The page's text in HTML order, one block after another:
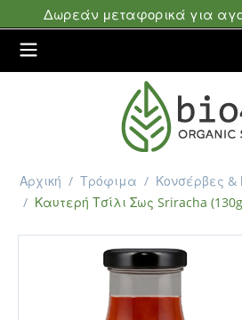
Δωρεάν μεταφορικά για
Αρχική / Τρόφιμα / Κονσέρβες &
/ Καυτερή Τσίλι Σως Sriracha